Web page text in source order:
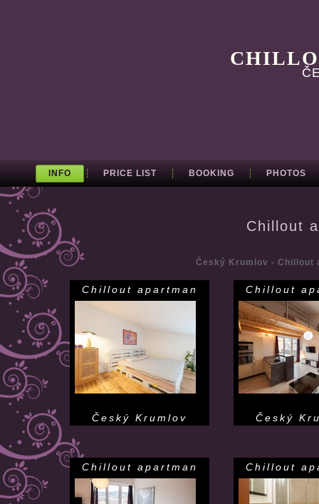
INFO PRICE LIST BOOKING PHOTOS
Chillout
Český Krumlov - Chillout
Chillout apartman
Český Krumlov
Chillout
Český
Chillout apartman Chillout